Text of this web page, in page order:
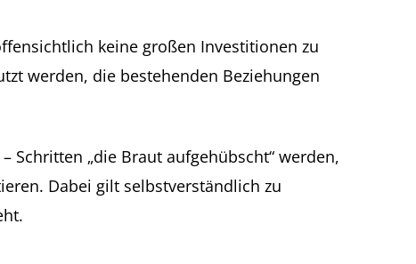
keine großen Investitionen zu
werden, die bestehenden Beziehungen
Schritten „die Braut aufgehübscht“ werden,
Dabei gilt selbstverständlich zu